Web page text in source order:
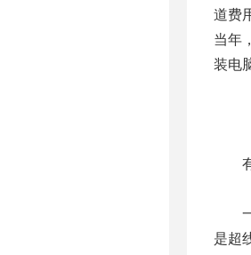
道费
当年
装电
有
一
是超